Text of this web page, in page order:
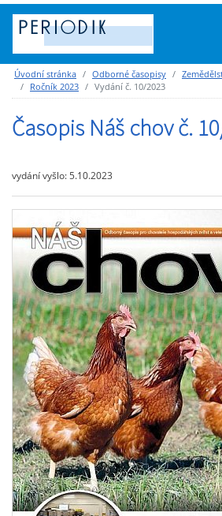
Úvodní stránka Odborné časopisy
Ročník 2023
Vydání č. 10/2023
Časopis Náš chov č.
vydání vyšlo: 5.10.2023